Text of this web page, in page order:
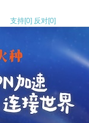
支持[0] 反对[0]
支持[0] 反对